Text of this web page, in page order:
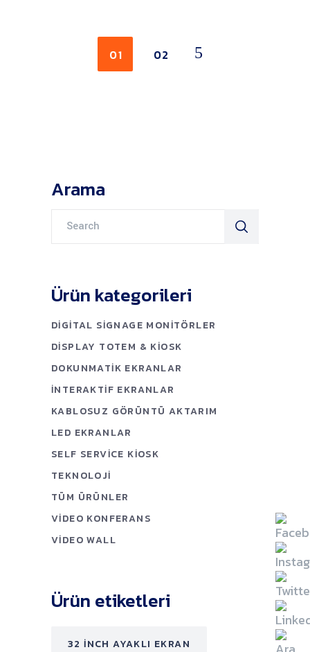
01 02
Arama
Search
for:
Ürün kategorileri
DIGITAL SIGNAGE MONITÖRLER
DISPLAY TOTEM & KIOSK
DOKUNMATIK EKRANLAR
İNTERAKTIF EKRANLAR
KABLOSUZ GÖRÜNTÜ AKTARIM
LED EKRANLAR
SELF SERVICE KIOSK
TEKNOLOJI
TÜM ÜRÜNLER
VIDEO KONFERANS
VIDEO WALL
Ürün etiketleri
32 INCH AYAKLI EKRAN